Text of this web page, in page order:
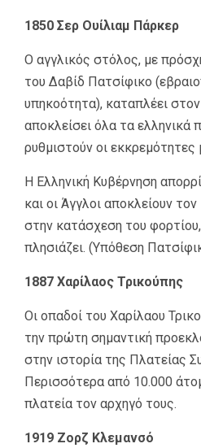
1850 Σερ Ουίλιαμ Πάρκερ
Ο αγγλικός στόλος, με
του Δαβίδ Πατσίφικο
υπηκοότητα), καταπλέει στον
αποκλείσει όλα τα ελληνικά
ρυθμιστούν οι
Η Ελληνική Κυβέρνηση
και οι Άγγλοι αποκλείουν
στην κατάσχεση του
πλησιάζει. (Υπόθεση
1887 Χαρίλαος Τρικούπης
Οι οπαδοί του Χαρίλαου
την πρώτη σημαντική
στην ιστορία της Πλατείας
Περισσότερα από 10.000
πλατεία τον αρχηγό τους.
1919 Ζορζ Κλεμανσό